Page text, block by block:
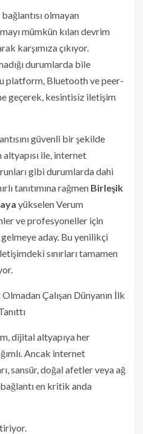
olmayan
mümkün kılan devrim
karşımıza çıkıyor.
durumlarda bile
platform, Bluetooth ve peer-
geçerek, kesintisiz iletişim
güvenli bir şekilde
ile, internet
gibi durumlarda dahi
tanıtımına rağmen Birleşik
yükselen Verum
ve profesyoneller için
aday. Bu yenilikçi
sınırları tamamen
Çalışan Dünyanın İlk
dijital altyapıya her
Ancak internet
sansür, doğal afetler veya ağ
en kritik anda